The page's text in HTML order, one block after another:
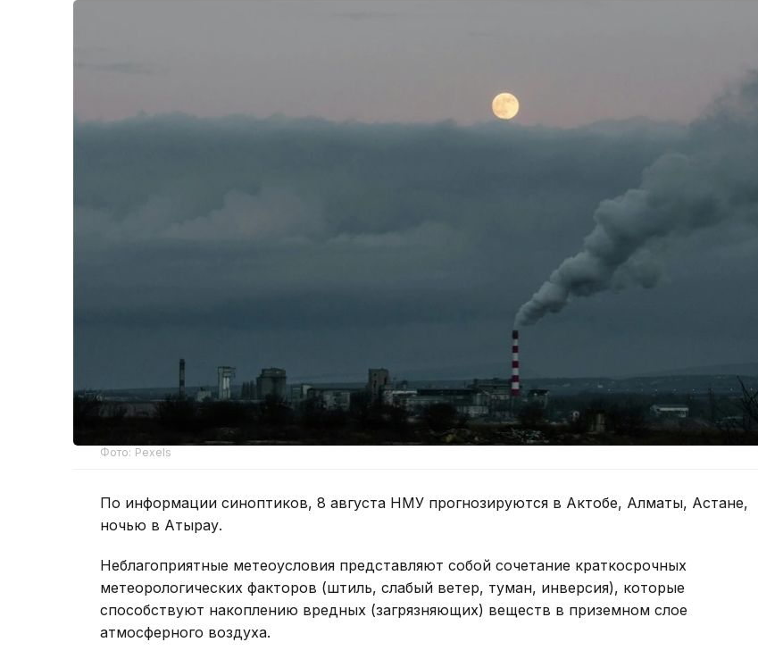
Фото: Pexels
По информации синоптиков, 8 августа НМУ прогнозируются в Актобе, Алматы, Астане,
ночью в Атырау.
Неблагоприятные метеоусловия представляют собой сочетание краткосрочных
метеорологических факторов (штиль, слабый ветер, туман, инверсия), которые
способствуют накоплению вредных (загрязняющих) веществ в приземном слое
атмосферного воздуха.